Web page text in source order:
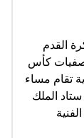
القدم
تصفيات كأس
تقام مساء
الملك